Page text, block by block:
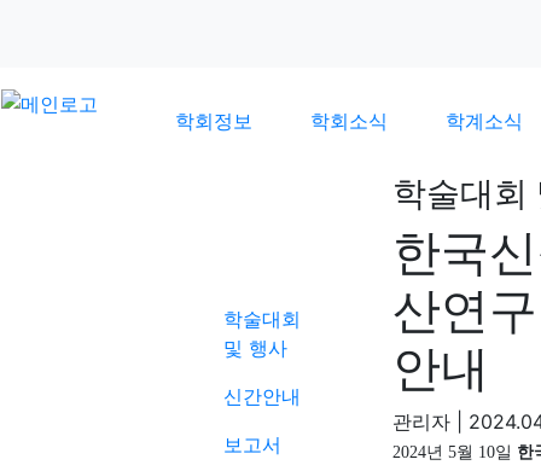
학회정보 학회소식 학계소식
학술대회
및 행사
신간안내
보고서
학술대회
한국
산연
안내
관리자
2024년 5월 10일 한